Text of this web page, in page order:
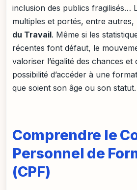
inclusion des publics fragilisés…
multiples et portés, entre autres,
du Travail. Même si les
récentes font défaut, le
valoriser l’égalité des chances
possibilité d’accéder à une
que soient son âge ou son statut.
Comprendre le
Personnel de
(CPF)